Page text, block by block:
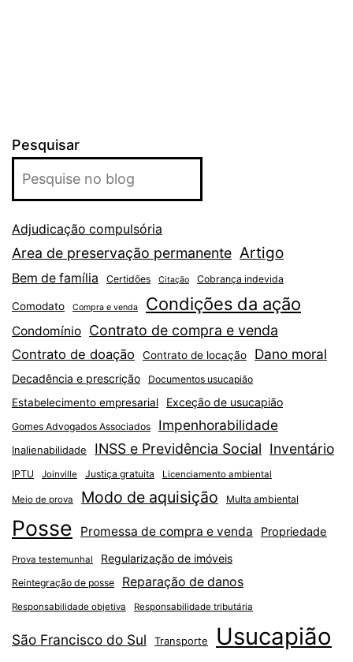
Pesquisar
Adjudicação compulsória
Area de preservação permanente Artigo
Bem de família Certidões Citação Cobrança indevida
Comodato Compra e venda Condições da ação
Condomínio Contrato de compra e venda
Contrato de doação Contrato de locação Dano moral
Decadência e prescrição Documentos usucapião
Estabelecimento empresarial Exceção de usucapião
Gomes Advogados Associados Impenhorabilidade
Inalienabilidade INSS e Previdência Social Inventário
IPTU Joinville Justiça gratuita Licenciamento ambiental
Meio de prova Modo de aquisição Multa ambiental
Posse Promessa de compra e venda Propriedade
Prova testemunhal Regularização de imóveis
Reintegração de posse Reparação de danos
Responsabilidade objetiva Responsabilidade tributária
São Francisco do Sul Transporte Usucapião